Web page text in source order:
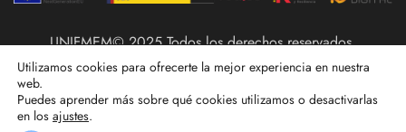
UNIFMEM© 2025 Todos los derechos reservados.
Utilizamos cookies para ofrecerte la mejor experiencia en nuestra
web.
Puedes aprender más sobre qué cookies utilizamos o desactivarlas
en los ajustes.